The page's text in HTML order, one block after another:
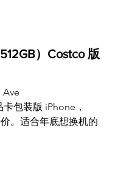
Ave
包装版 iPhone，
。适合年底想换机的